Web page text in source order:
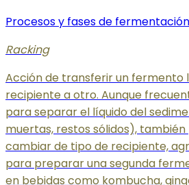
Procesos y fases de fermentación
Racking
Acción de transferir un fermento
recipiente a otro. Aunque
para separar el líquido del
muertas, restos sólidos),
cambiar de tipo de recipiente,
para preparar una segunda
en bebidas como kombucha,